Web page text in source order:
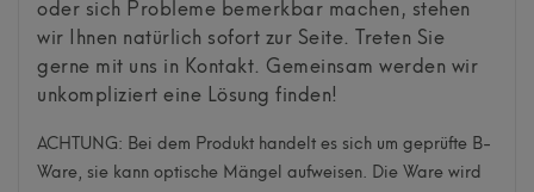
oder sich Probleme bemerkbar machen, stehen
wir Ihnen natürlich sofort zur Seite. Treten Sie
gerne mit uns in Kontakt. Gemeinsam werden wir
unkompliziert eine Lösung finden!
ACHTUNG: Bei dem Produkt handelt es sich um geprüfte B-
Ware, sie kann optische Mängel aufweisen. Die Ware wird